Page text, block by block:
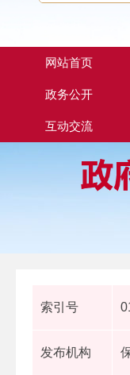
网站首页
政务公开
互动交流
索引号
发布机构